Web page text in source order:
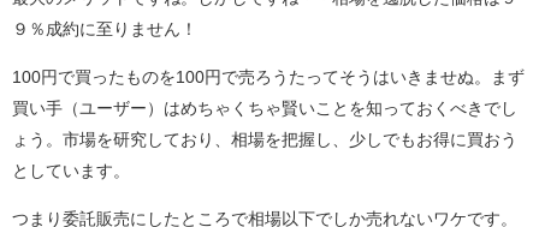
９％成約に至りません！
100円で買ったものを100円で売ろうたってそうはいきませぬ。まず
買い手（ユーザー）はめちゃくちゃ賢いことを知っておくべきでし
ょう。市場を研究しており、相場を把握し、少しでもお得に買おう
としています。
つまり委託販売にしたところで相場以下でしか売れないワケです。